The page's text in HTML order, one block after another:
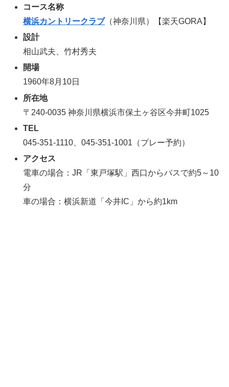
コース名称
横浜カントリークラブ（神奈川県）【楽天GORA】
設計
相山武夫、竹村秀夫
開場
1960年8月10日
所在地
〒240-0035 神奈川県横浜市保土ヶ谷区今井町1025
TEL
045-351-1110、045-351-1001（プレー予約）
アクセス
電車の場合：JR「東戸塚駅」西口からバスで約5～10
分
車の場合：横浜新道「今井IC」から約1km